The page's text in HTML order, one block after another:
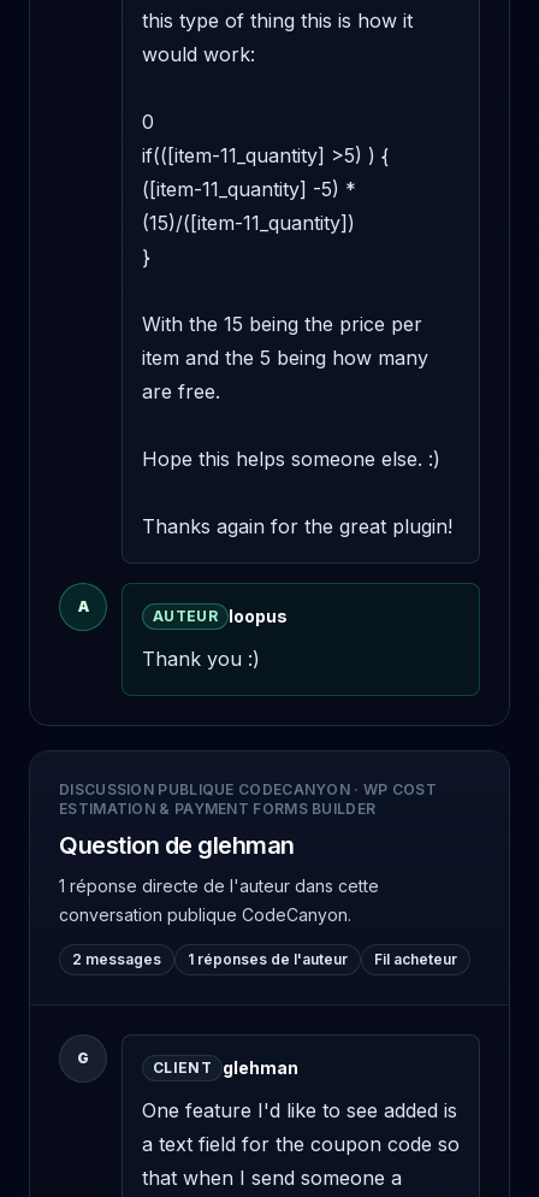
this type of thing this is how it
would work:
0
if(([item-11_quantity] >5) ) {
([item-11_quantity] -5) *
(15)/([item-11_quantity])
}
With the 15 being the price per
item and the 5 being how many
are free.
Hope this helps someone else. :)
Thanks again for the great plugin!
A
AUTEUR loopus
Thank you :)
DISCUSSION PUBLIQUE CODECANYON · WP COST
ESTIMATION & PAYMENT FORMS BUILDER
Question de glehman
1 réponse directe de l'auteur dans cette
conversation publique CodeCanyon.
2 messages 1 réponses de l'auteur Fil acheteur
G
CLIENT glehman
One feature I'd like to see added is
a text field for the coupon code so
that when I send someone a